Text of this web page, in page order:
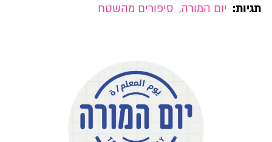
תגיות: יום המורה, סיפורים מהשטח